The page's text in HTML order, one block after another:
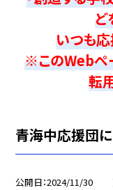
ど
いつも応
※このWebペ
転
青海中応援団
公開日 2024/11/30